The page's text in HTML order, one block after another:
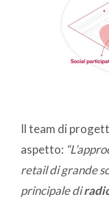
Il team di
aspetto:
retail di grande
principale di